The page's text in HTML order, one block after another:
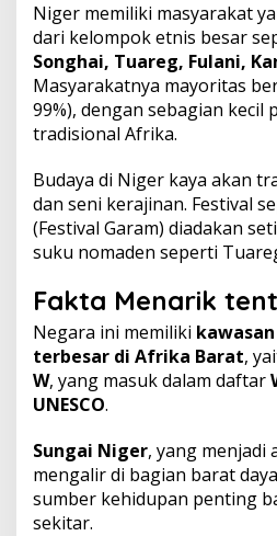
Niger memiliki masyarakat
dari kelompok etnis besar
Songhai, Tuareg, Fulani,
Masyarakatnya mayoritas
99%), dengan sebagian kecil
tradisional Afrika.
Budaya di Niger kaya akan
dan seni kerajinan. Festival
(Festival Garam) diadakan
suku nomaden seperti
Fakta Menarik
Negara ini memiliki
terbesar di Afrika Barat,
W, yang masuk dalam daftar
UNESCO.
Sungai Niger, yang menjadi
mengalir di bagian barat
sumber kehidupan penting
sekitar.